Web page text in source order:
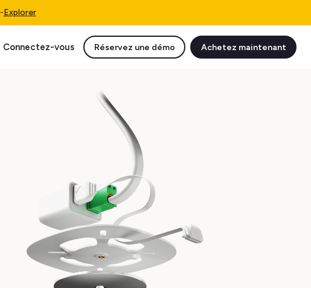
-Explorer
Connectez-vous Réservez une démo Achetez maintenant